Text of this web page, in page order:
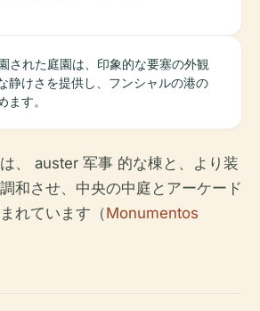
された庭園は、印象的な要塞の外観
静けさを提供し、フンシャルの港の
ます。
、 auster 军事 的な棟と、より装
和させ、中央の中庭とアーケード
れています（Monumentos